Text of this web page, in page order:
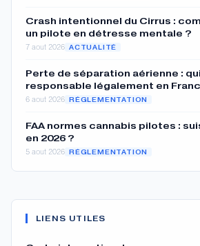
Crash intentionnel du Cirrus :
un pilote en détresse mentale ?
7 aout 2026 ACTUALITÉ
Perte de séparation aérienne :
responsable légalement en
6 aout 2026 RÉGLEMENTATION
FAA normes cannabis pilotes :
en 2026 ?
5 aout 2026 RÉGLEMENTATION
LIENS UTILES